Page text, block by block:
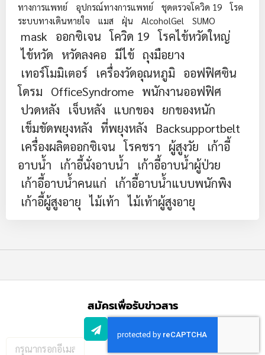
ทางการแพทย์
อุปกรณ์ทางการแพทย์ ชุดตรวจโควิด 19
โรค
ระบบทางเดินหายใจ
แมส ฝุ่น AlcoholGel SUMO
mask ออกซิเจน โควิด 19 โรคไข้หวัดใหญ่
ไข้หวัด
หวัดลงคอ มีไข้ ถุงมือยาง
เทอร์โมมิเตอร์
เครื่องวัดอุณหภูมิ
ออฟฟิศซิน
โดรม
OfficeSyndrome พนักงานออฟฟิศ
ปวดหลัง
เจ็บหลัง แบกของ
ยกของหนัก
เข็มขัดพยุงหลัง
ที่พยุงหลัง
Backsupportbelt
เครื่องผลิตออกซิเจน โรคชรา ผู้สูงวัย
เก้าอี้
อาบน้ำ
เก้าอี้นั่งอาบน้ำ
เก้าอี้อาบน้ำผู้ป่วย
เก้าอี้อาบน้ำคนแก่
เก้าอี้อาบน้ำแบบพนักพิง
เก้าอี้ผู้สูงอายุ ไม้เท้า ไม้เท้าผู้สูงอายุ
สมัครเพื่อรับข่าวสาร